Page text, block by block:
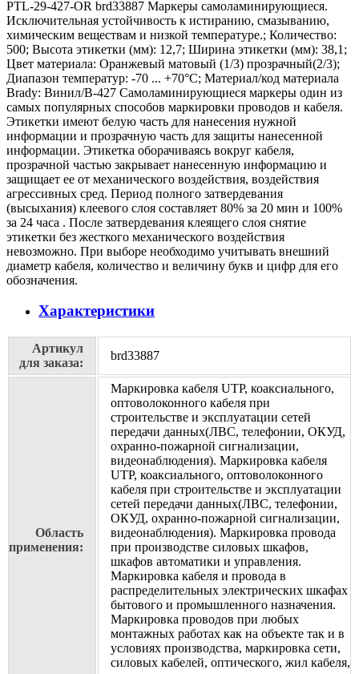
PTL-29-427-OR brd33887 Маркеры самоламинирующиеся.
Исключительная устойчивость к истиранию, смазыванию,
химическим веществам и низкой температуре.; Количество:
500; Высота этикетки (мм): 12,7; Ширина этикетки (мм): 38,1;
Цвет материала: Оранжевый матовый (1/3) прозрачный(2/3);
Диапазон температур: -70 ... +70°С; Материал/код материала
Brady: Винил/В-427 Самоламинирующиеся маркеры один из
самых популярных способов маркировки проводов и кабеля.
Этикетки имеют белую часть для нанесения нужной
информации и прозрачную часть для защиты нанесенной
информации. Этикетка оборачиваясь вокруг кабеля,
прозрачной частью закрывает нанесенную информацию и
защищает ее от механического воздействия, воздействия
агрессивных сред. Период полного затвердевания
(высыхания) клеевого слоя составляет 80% за 20 мин и 100%
за 24 часа . После затвердевания клеящего слоя снятие
этикетки без жесткого механического воздействия
невозможно. При выборе необходимо учитывать внешний
диаметр кабеля, количество и величину букв и цифр для его
обозначения.
Характеристики
Артикул
для заказа:
brd33887
Область
применения:
Маркировка кабеля UTP, коаксиального,
оптоволоконного кабеля при
строительстве и эксплуатации сетей
передачи данных(ЛВС, телефонии, ОКУД,
охранно-пожарной сигнализации,
видеонаблюдения). Маркировка кабеля
UTP, коаксиального, оптоволоконного
кабеля при строительстве и эксплуатации
сетей передачи данных(ЛВС, телефонии,
ОКУД, охранно-пожарной сигнализации,
видеонаблюдения). Маркировка провода
при производстве силовых шкафов,
шкафов автоматики и управления.
Маркировка кабеля и провода в
распределительных электрических шкафах
бытового и промышленного назначения.
Маркировка проводов при любых
монтажных работах как на объекте так и в
условиях производства, маркировка сети,
силовых кабелей, оптического, жил кабеля,